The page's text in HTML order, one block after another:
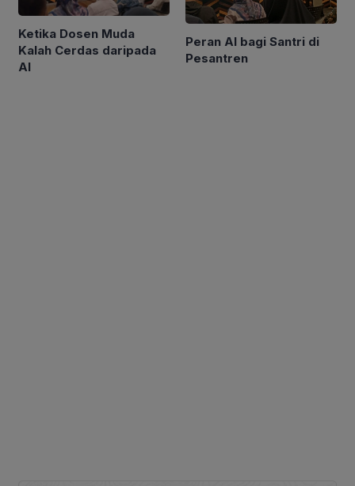
Ketika Dosen Muda
Kalah Cerdas daripada
AI
Peran AI bagi Santri di
Pesantren